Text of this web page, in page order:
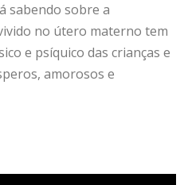
sabendo sobre a
no útero materno tem
e psíquico das crianças e
amorosos e